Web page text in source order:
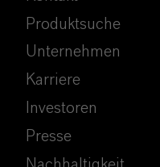
Produktsuche
Unternehmen
Karriere
Investoren
Presse